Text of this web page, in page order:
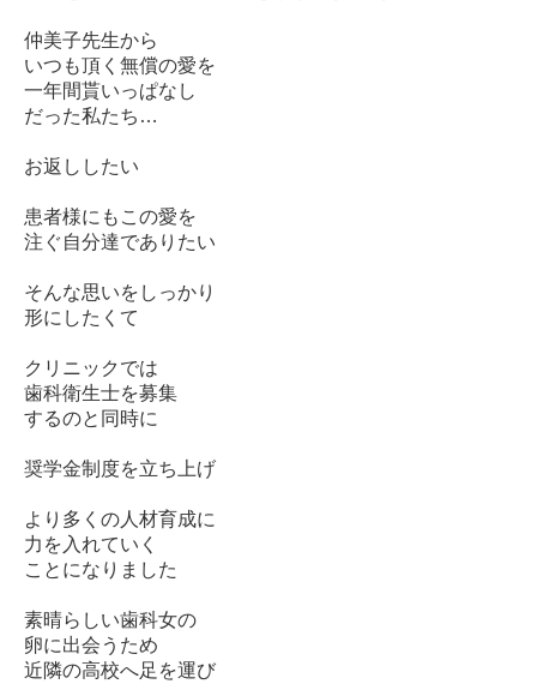
仲美子先生から
いつも頂く無償の愛を
一年間貰いっぱなし
だった私たち…
お返ししたい
患者様にもこの愛を
注ぐ自分達でありたい
そんな思いをしっかり
形にしたくて
クリニックでは
歯科衛生士を募集
するのと同時に
奨学金制度を立ち上げ
より多くの人材育成に
力を入れていく
ことになりました
素晴らしい歯科女の
卵に出会うため
近隣の高校へ足を運び